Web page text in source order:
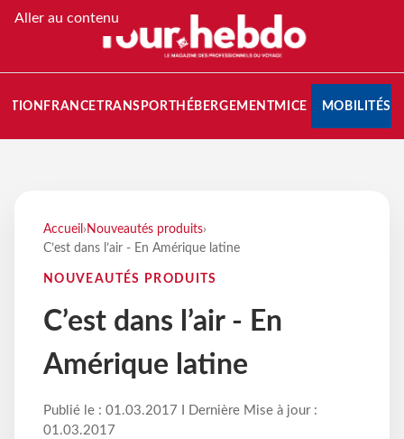
Aller au contenu
FRANCETRANSPORT HÉBERGEMENTMICE MOBILITÉS
Accueil › Nouveautés produits›
C’est dans l’air - En Amérique latine
NOUVEAUTÉS PRODUITS
C’est dans l’air - En
Amérique latine
Publié le : 01.03.2017 I Dernière Mise à jour :
01.03.2017